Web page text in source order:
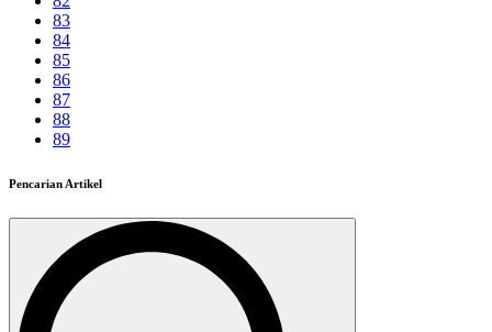
83
84
85
86
87
88
89
Pencarian Artikel